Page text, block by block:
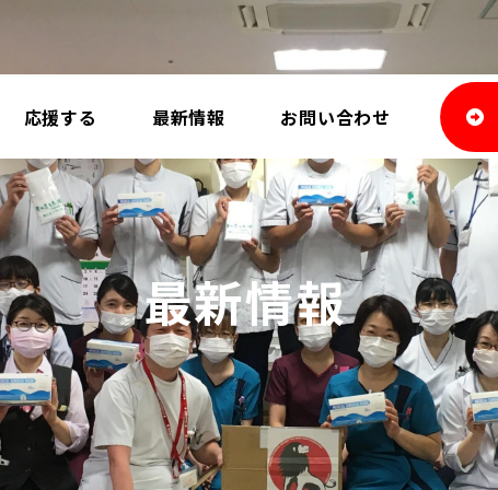
応援する 最新情報 お問い合わせ
最新情報